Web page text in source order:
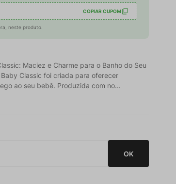
COPIAR CUPOM
neste produto.
Maciez e Charme para o Banho do Seu
Classic foi criada para oferecer
ao seu bebê. Produzida com no...